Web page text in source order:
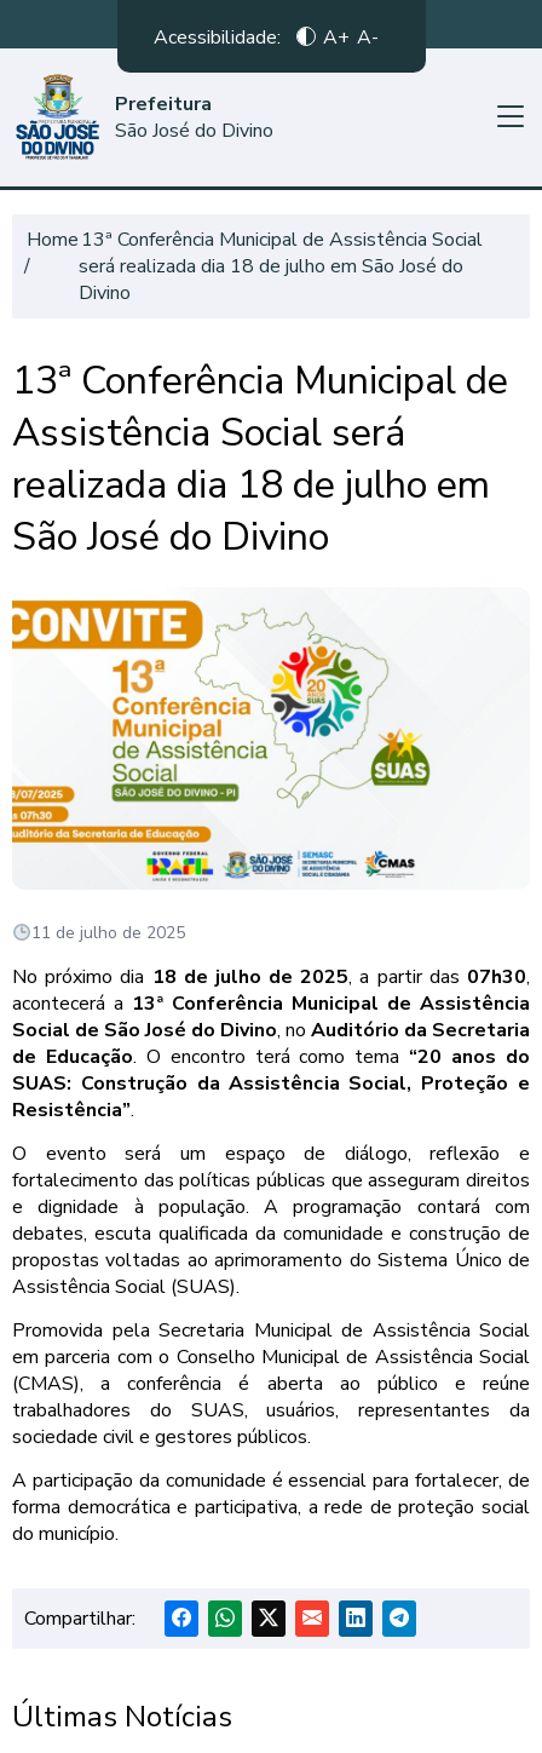
Acessibilidade: A+ A-
Prefeitura
São José do Divino
Home 13ª Conferência Municipal de Assistência Social
será realizada dia 18 de julho em São José do
Divino
13ª Conferência Municipal de
Assistência Social será
realizada dia 18 de julho em
São José do Divino
11 de julho de 2025
No próximo dia 18 de julho de 2025, a partir das 07h30,
acontecerá a 13ª Conferência Municipal de Assistência
Social de São José do Divino, no Auditório da Secretaria
de Educação. O encontro terá como tema “20 anos do
SUAS: Construção da Assistência Social, Proteção e
Resistência”.
O evento será um espaço de diálogo, reflexão e
fortalecimento das políticas públicas que asseguram direitos
e dignidade à população. A programação contará com
debates, escuta qualificada da comunidade e construção de
propostas voltadas ao aprimoramento do Sistema Único de
Assistência Social (SUAS).
Promovida pela Secretaria Municipal de Assistência Social
em parceria com o Conselho Municipal de Assistência Social
(CMAS), a conferência é aberta ao público e reúne
trabalhadores do SUAS, usuários, representantes da
sociedade civil e gestores públicos.
A participação da comunidade é essencial para fortalecer, de
forma democrática e participativa, a rede de proteção social
do município.
Compartilhar:
Últimas Notícias